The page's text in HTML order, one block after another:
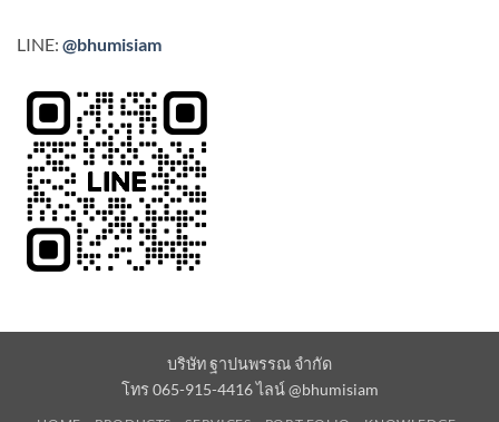
LINE: @bhumisiam
บริษัท ฐาปนพรรณ จำกัด
โทร 065-915-4416 ไลน์ @bhumisiam